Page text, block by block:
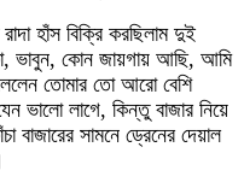
হাঁস বিক্রি করছিলাম দুই
ভাবুন, কোন জায়গায় আছি, আমি
তোমার তো আরো বেশি
ভালো লাগে, কিন্তু বাজার নিয়ে
বাজারের সামনে ড্রেনের দেয়াল